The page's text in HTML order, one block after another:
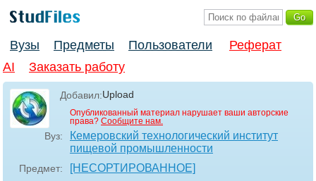
Вузы Предметы Пользователи
Реферат
AI
Заказать работу
Добавил:Upload
Опубликованный материал нарушает ваши авторские
права? Сообщите нам.
Вуз:
Кемеровский технологический институт
пищевой промышленности
Предмет: [НЕСОРТИРОВАННОЕ]